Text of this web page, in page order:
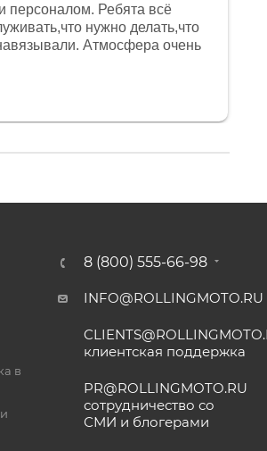
персоналом. Ребята всё
нужно делать,что
Атмосфера очень
и
в
8 (800) 555-66-98
INFO@ROLLINGMOTO.RU
клиентская поддержка
PR@ROLLINGMOTO.RU
сотрудничество со
СМИ и блогерами